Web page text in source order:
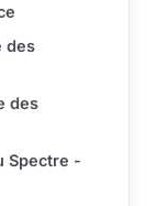
des
des
Spectre -